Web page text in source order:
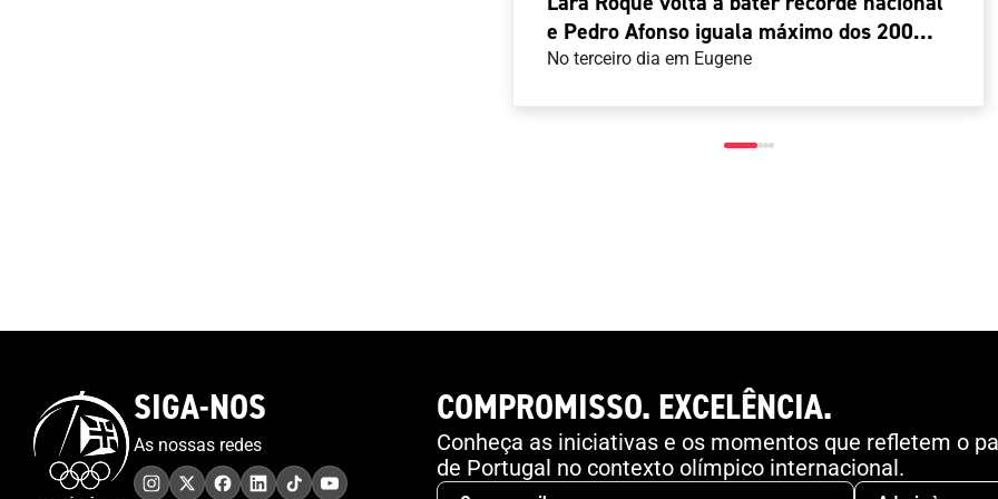
e Pedro Afonso iguala máximo dos 200
metros nos Mundiais Sub-20
No terceiro dia em Eugene
SIGA-NOS
As nossas redes
COMPROMISSO. EXCELÊNCIA.
Conheça as iniciativas e os momentos que refletem o
de Portugal no contexto olímpico internacional.